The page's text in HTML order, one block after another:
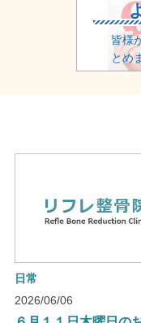
皆様
とめ
日常
2026/06/06